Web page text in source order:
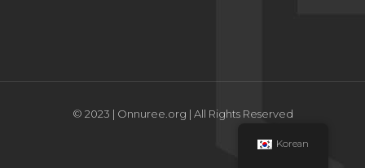
© 2023 | Onnuree.org | All Rights Reserved
Korean